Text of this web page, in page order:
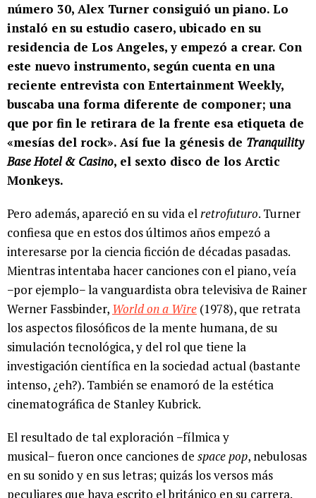
número 30, Alex Turner consiguió un piano. Lo
instaló en su estudio casero, ubicado en su
residencia de Los Angeles, y empezó a crear. Con
este nuevo instrumento, según cuenta en una
reciente entrevista con Entertainment Weekly,
buscaba una forma diferente de componer; una
que por fin le retirara de la frente esa etiqueta de
«mesías del rock». Así fue la génesis de Tranquility
Base Hotel & Casino, el sexto disco de los Arctic
Monkeys.
Pero además, apareció en su vida elretrofuturo. Turner
confiesa que en estos dos últimos años empezó a
interesarse por la ciencia ficción de décadas pasadas.
Mientras intentaba hacer canciones con el piano, veía
−por ejemplo− la vanguardista obra televisiva de Rainer
Werner Fassbinder, World on a Wire (1978), que retrata
los aspectos filosóficos de la mente humana, de su
simulación tecnológica, y del rol que tiene la
investigación científica en la sociedad actual (bastante
intenso, ¿eh?). También se enamoró de la estética
cinematográfica de Stanley Kubrick.
El resultado de tal exploración −fílmica y
musical− fueron once canciones de space pop, nebulosas
en su sonido y en sus letras; quizás los versos más
peculiares que haya escrito el británico en su carrera.